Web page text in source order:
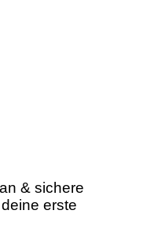
& sichere
erste